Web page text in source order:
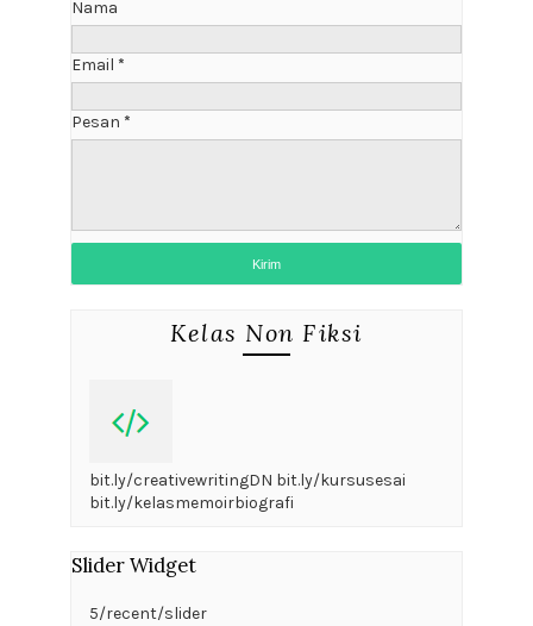
Nama
Email *
Pesan *
Kelas Non Fiksi
bit.ly/creativewritingDN bit.ly/kursusesai
bit.ly/kelasmemoirbiografi
Slider Widget
5/recent/slider